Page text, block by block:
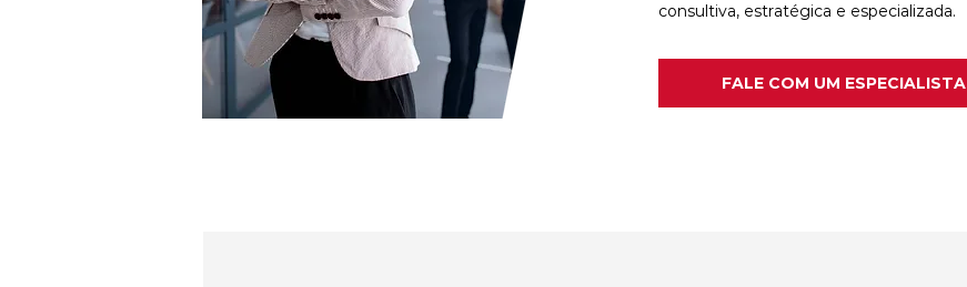
consultiva, estratégica e especializada.
FALE COM UM ESPECIALISTA